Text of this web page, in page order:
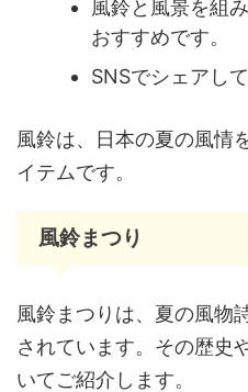
風鈴と風景を組
おすすめです。
SNSでシェアし
風鈴は、日本の夏の風情
イテムです。
風鈴まつり
風鈴まつりは、夏の風物
されています。その歴史
いてご紹介します。